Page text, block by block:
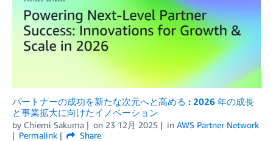
パートナーの成功を新たな次元へと高める : 2026 年の成長
と事業拡大に向けたイノベーション
by Chiemi Sakuma on 23 12月 2025 in AWS Partner Network
Permalink
Share